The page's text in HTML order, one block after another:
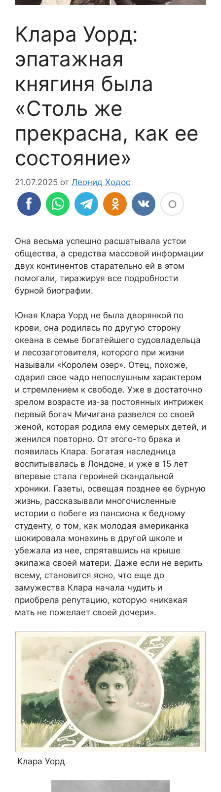
Клара Уорд:
эпатажная
княгиня была
«Столь же
прекрасна, как ее
состояние»
21.07.2025 от Леонид Ходос
Она весьма успешно расшатывала устои
общества, а средства массовой информации
двух континентов старательно ей в этом
помогали, тиражируя все подробности
бурной биографии.
Юная Клара Уорд не была дворянкой по
крови, она родилась по другую сторону
океана в семье богатейшего судовладельца
и лесозаготовителя, которого при жизни
называли «Королем озер». Отец, похоже,
одарил свое чадо непослушным характером
и стремлением к свободе. Уже в достаточно
зрелом возрасте из-за постоянных интрижек
первый богач Мичигана развелся со своей
женой, которая родила ему семерых детей, и
женился повторно. От этого-то брака и
появилась Клара. Богатая наследница
воспитывалась в Лондоне, и уже в 15 лет
впервые стала героиней скандальной
хроники. Газеты, освещая позднее ее бурную
жизнь, рассказывали многочисленные
истории о побеге из пансиона к бедному
студенту, о том, как молодая американка
шокировала монахинь в другой школе и
убежала из нее, спрятавшись на крыше
экипажа своей матери. Даже если не верить
всему, становится ясно, что еще до
замужества Клара начала чудить и
приобрела репутацию, которую «никакая
мать не пожелает своей дочери».
Клара Уорд